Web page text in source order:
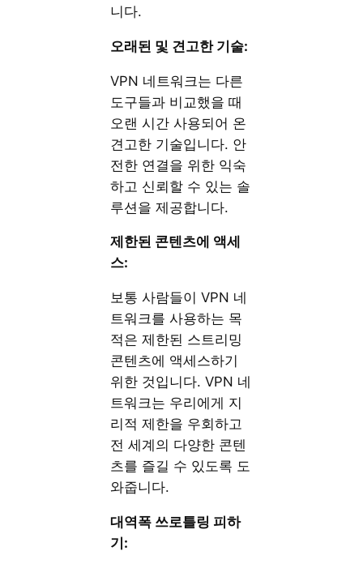
니다.
오래된 및 견고한 기술:
VPN 네트워크는 다른
도구들과 비교했을 때
오랜 시간 사용되어 온
견고한 기술입니다. 안
전한 연결을 위한 익숙
하고 신뢰할 수 있는 솔
루션을 제공합니다.
제한된 콘텐츠에 액세
스:
보통 사람들이 VPN 네
트워크를 사용하는 목
적은 제한된 스트리밍
콘텐츠에 액세스하기
위한 것입니다. VPN 네
트워크는 우리에게 지
리적 제한을 우회하고
전 세계의 다양한 콘텐
츠를 즐길 수 있도록 도
와줍니다.
대역폭 쓰로틀링 피하
기: